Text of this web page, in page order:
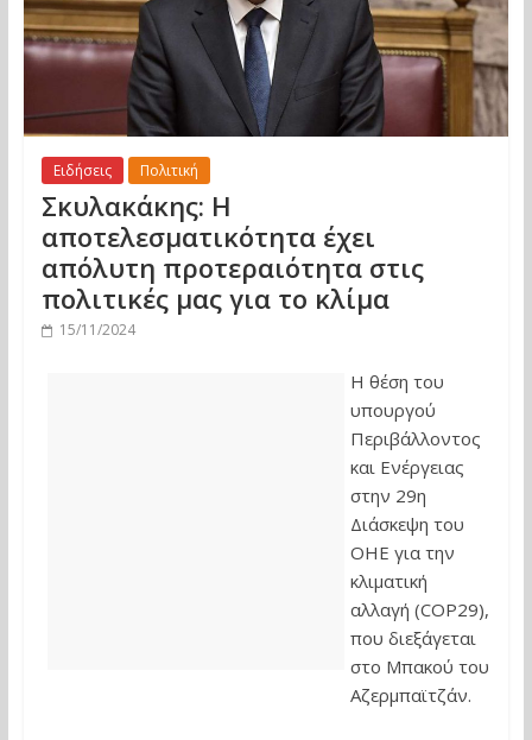
Ειδήσεις Πολιτική
Σκυλακάκης: Η
αποτελεσματικότητα έχει
απόλυτη προτεραιότητα στις
πολιτικές μας για το κλίμα
15/11/2024
Η θέση του
υπουργού
Περιβάλλοντος
και Ενέργειας
στην 29η
Διάσκεψη του
ΟΗΕ για την
κλιματική
αλλαγή (COP29),
που διεξάγεται
στο Μπακού του
Αζερμπαϊτζάν.